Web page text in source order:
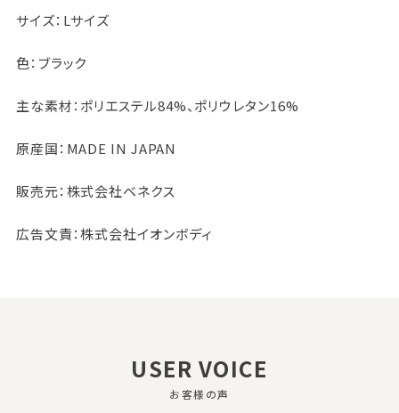
サイズ：Lサイズ
色：ブラック
主な素材：ポリエステル84%、ポリウレタン16%
原産国：MADE IN JAPAN
販売元：株式会社ベネクス
広告文責：株式会社イオンボディ
USER VOICE
お客様の声